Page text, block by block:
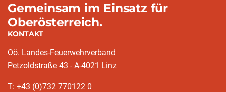
Gemeinsam im Einsatz für
Oberösterreich.
KONTAKT
Oö. Landes-Feuerwehrverband
Petzoldstraße 43 - A-4021 Linz
T: +43 (0)732 770122 0